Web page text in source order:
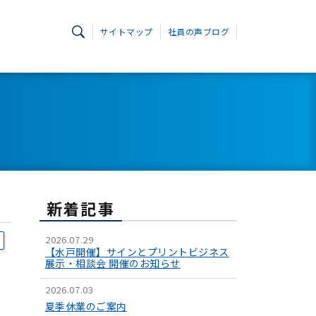
サイトマップ 社員の声ブログ
新着記事
2026.07.29
【水戸開催】サインとプリントビジネス
展示・相談会 開催のお知らせ
2026.07.03
夏季休業のご案内